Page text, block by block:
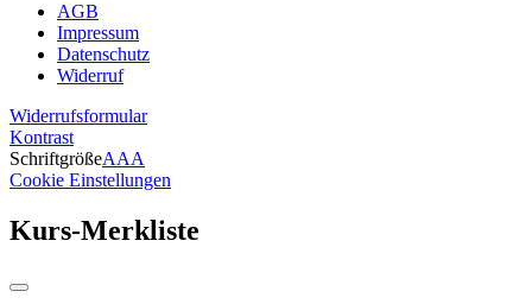
AGB
Impressum
Datenschutz
Widerruf
Widerrufsformular
Kontrast
SchriftgrößeAAA
Cookie Einstellungen
Kurs-Merkliste